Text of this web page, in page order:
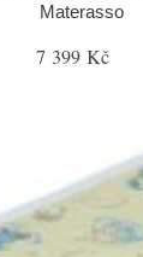
Materasso
7 399 Kč